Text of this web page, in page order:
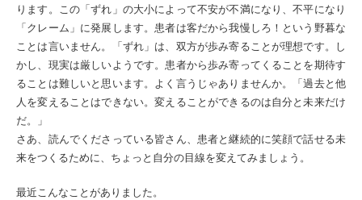
ります。この「ずれ」の大小によって不安が不満になり、不平になり
「クレーム」に発展します。患者は客だから我慢しろ！という野暮な
ことは言いません。「ずれ」は、双方が歩み寄ることが理想です。し
かし、現実は厳しいようです。患者から歩み寄ってくることを期待す
ることは難しいと思います。よく言うじゃありませんか。「過去と他
人を変えることはできない。変えることができるのは自分と未来だけ
だ。」
さあ、読んでくださっている皆さん、患者と継続的に笑顔で話せる未
来をつくるために、ちょっと自分の目線を変えてみましょう。
最近こんなことがありました。